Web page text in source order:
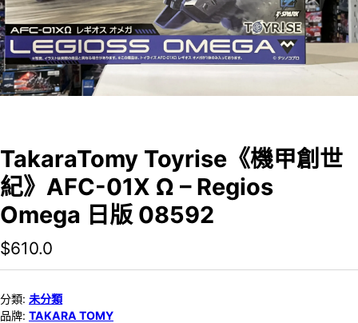
TakaraTomy Toyrise《機甲創世
紀》AFC-01X Ω – Regios
Omega 日版 08592
$610.0
分類: 未分類
品牌: TAKARA TOMY